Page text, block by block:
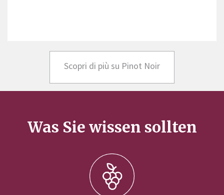
Scopri di più su Pinot Noir
Was Sie wissen sollten